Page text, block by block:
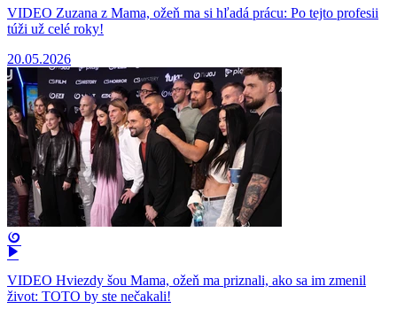
VIDEO Zuzana z Mama, ožeň ma si hľadá prácu: Po tejto profesii
túži už celé roky!
20.05.2026
VIDEO Hviezdy šou Mama, ožeň ma priznali, ako sa im zmenil
život: TOTO by ste nečakali!